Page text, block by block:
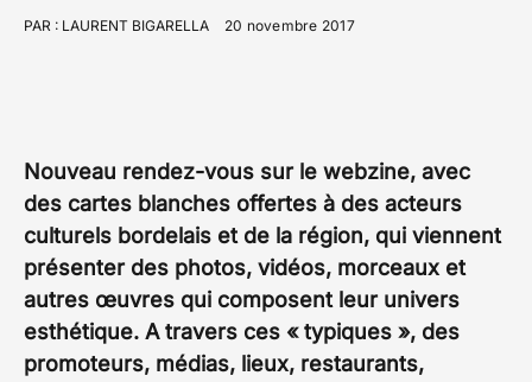
PAR : LAURENT BIGARELLA 20 novembre 2017
Nouveau rendez-vous sur le webzine, avec
des cartes blanches offertes à des acteurs
culturels bordelais et de la région, qui viennent
présenter des photos, vidéos, morceaux et
autres œuvres qui composent leur univers
esthétique. A travers ces « typiques », des
promoteurs, médias, lieux, restaurants,